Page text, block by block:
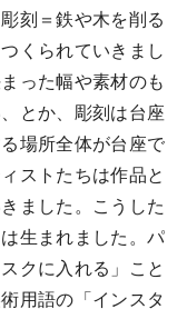
刻＝鉄や木を削る
くられていきまし
った幅や素材のも
とか、彫刻は台座
場所全体が台座で
ストたちは作品と
ました。こうした
生まれました。パ
クに入れる」こと
用語の「インスタ